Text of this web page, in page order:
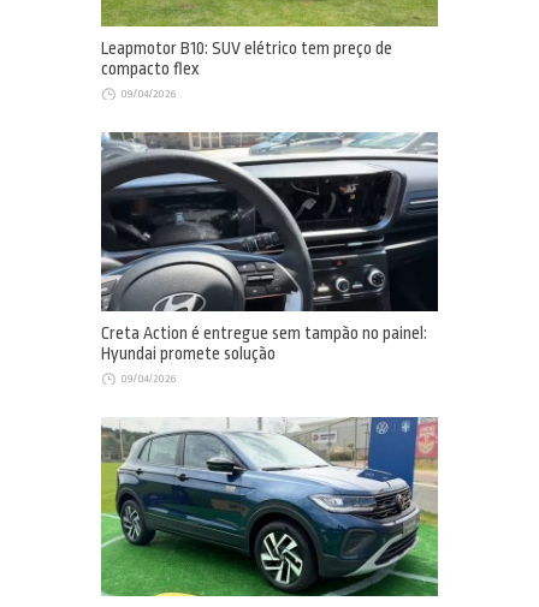
Leapmotor B10: SUV elétrico tem preço de
compacto flex
09/04/2026
Creta Action é entregue sem tampão no painel:
Hyundai promete solução
09/04/2026